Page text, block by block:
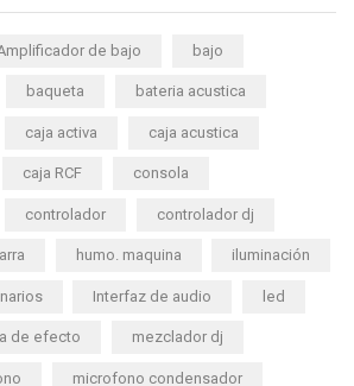
de bajo bajo
baqueta bateria acustica
caja activa caja acustica
caja RCF consola
controlador controlador dj
humo. maquina iluminación
Interfaz de audio led
de efecto mezclador dj
microfono condensador